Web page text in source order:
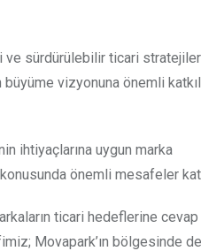
ve sürdürülebilir ticari
büyüme vizyonuna önemli
ihtiyaçlarına uygun marka
önemli mesafeler
ticari hedeflerine cevap
Movapark’ın bölgesinde